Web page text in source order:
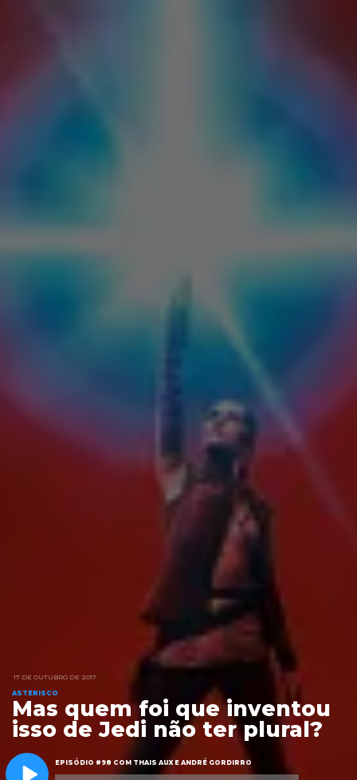
17 DE OUTUBRO DE 2017
ASTERISCO
Mas quem foi que inventou
isso de Jedi não ter plural?
EPISÓDIO #98 COM THAIS AUX E ANDRÉ GORDIRRO